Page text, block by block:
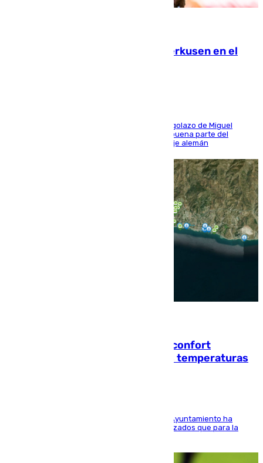
El Sevilla se desinfla ante el Leverkusen en el
El conjunto de Luis García se adelantó con un golazo de Miguel
Sierra y ofreció buenas sensaciones durante buena parte del
encuentro, pero acabó cediendo ante el empuje alemán
Málaga contabiliza 148 zonas de confort
climático para enfrentar las altas temperaturas
El Área de Sostenibilidad Medioambiental del Ayuntamiento ha
realizado una red de espacios frescos y señalizados que para la